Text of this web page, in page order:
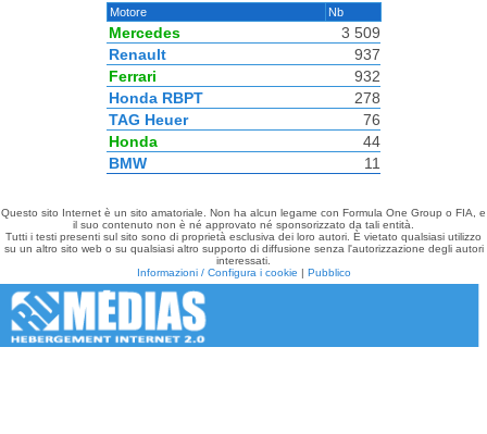
Motore Nb
Mercedes
3 509
Renault
937
Ferrari
932
Honda RBPT
278
TAG Heuer
76
Honda
44
BMW
11
Questo sito Internet è un sito amatoriale. Non ha alcun legame con Formula One Group o FIA, e
il suo contenuto non è né approvato né sponsorizzato da tali entità.
Tutti i testi presenti sul sito sono di proprietà esclusiva dei loro autori. È vietato qualsiasi utilizzo
su un altro sito web o su qualsiasi altro supporto di diffusione senza l'autorizzazione degli autori
interessati.
Informazioni / Configura i cookie | Pubblico